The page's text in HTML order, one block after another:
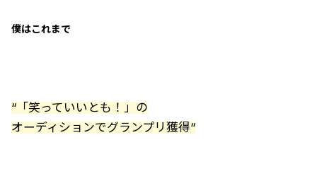
僕はこれまで
“「笑っていいとも！」の
オーディションでグランプリ獲得“